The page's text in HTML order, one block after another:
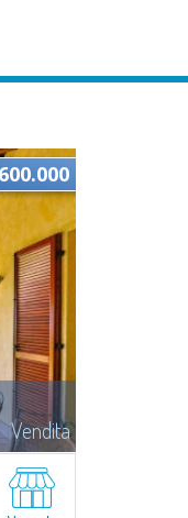
Vendita
Costa
a
di